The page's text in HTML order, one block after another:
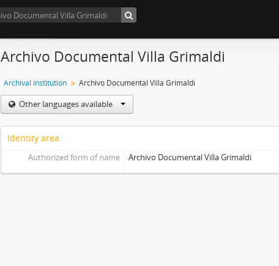
Archivo Documental Villa Grimaldi
Archival institution Archivo Documental Villa Grimaldi
Other languages available
Identity area
Authorized form of name Archivo Documental Villa Grimaldi